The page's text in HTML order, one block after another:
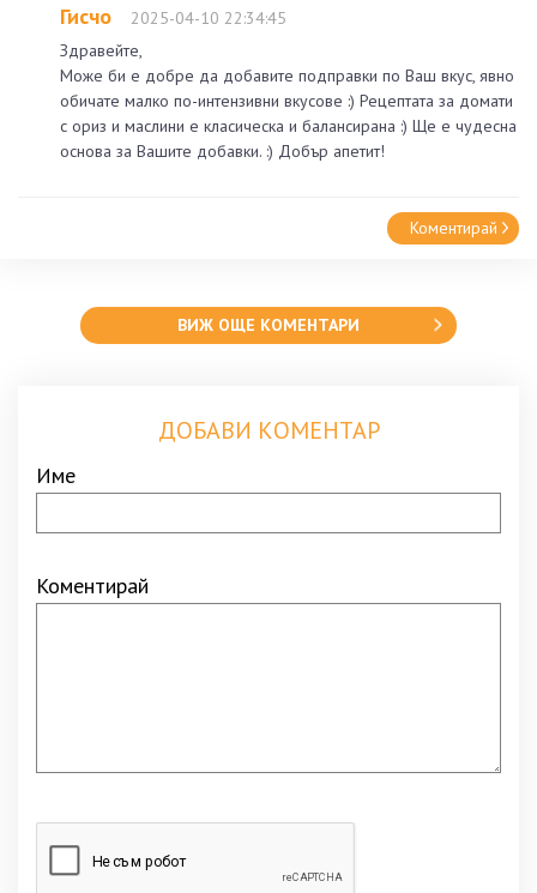
Гисчо
2025-04-10 22:34:45
Здравейте,
Може би е добре да добавите подправки по Ваш вкус, явно
обичате малко по-интензивни вкусове :) Рецептата за домати
с ориз и маслини е класическа и балансирана :) Ще е чудесна
основа за Вашите добавки. :) Добър апетит!
Коментирай
ВИЖ ОЩЕ КОМЕНТАРИ
ДОБАВИ КОМЕНТАР
Име
Коментирай